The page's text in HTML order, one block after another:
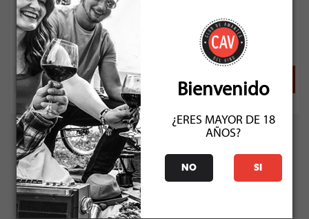
Bienvenido
¿ERES MAYOR DE 18
AÑOS?
NO SI